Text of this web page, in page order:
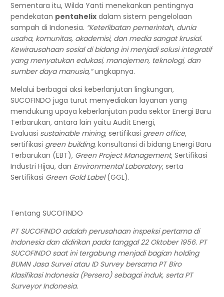
Sementara itu, Wilda Yanti menekankan pentingnya
pendekatan pentahelix dalam sistem pengelolaan
sampah di Indonesia. “Keterlibatan pemerintah, dunia
usaha, komunitas, akademisi, dan media sangat krusial.
Kewirausahaan sosial di bidang ini menjadi solusi integratif
yang menyatukan edukasi, manajemen, teknologi, dan
sumber daya manusia,”ungkapnya.
Melalui berbagai aksi keberlanjutan lingkungan,
SUCOFINDO juga turut menyediakan layanan yang
mendukung upaya keberlanjutan pada sektor Energi Baru
Terbarukan, antara lain yaitu Audit Energi,
Evaluasi sustainable mining, sertifikasi green office,
sertifikasi green building, konsultansi di bidang Energi Baru
Terbarukan (EBT), Green Project Management, Sertifikasi
Industri Hijau, dan Environmental Laboratory, serta
Sertifikasi Green Gold Label(GGL).
Tentang SUCOFINDO
PT SUCOFINDO adalah perusahaan inspeksi pertama di
Indonesia dan didirikan pada tanggal 22 Oktober 1956. PT
SUCOFINDO saat ini tergabung menjadi bagian holding
BUMN Jasa Survei atau ID Survey bersama PT Biro
Klasifikasi Indonesia (Persero) sebagai induk, serta PT
Surveyor Indonesia.